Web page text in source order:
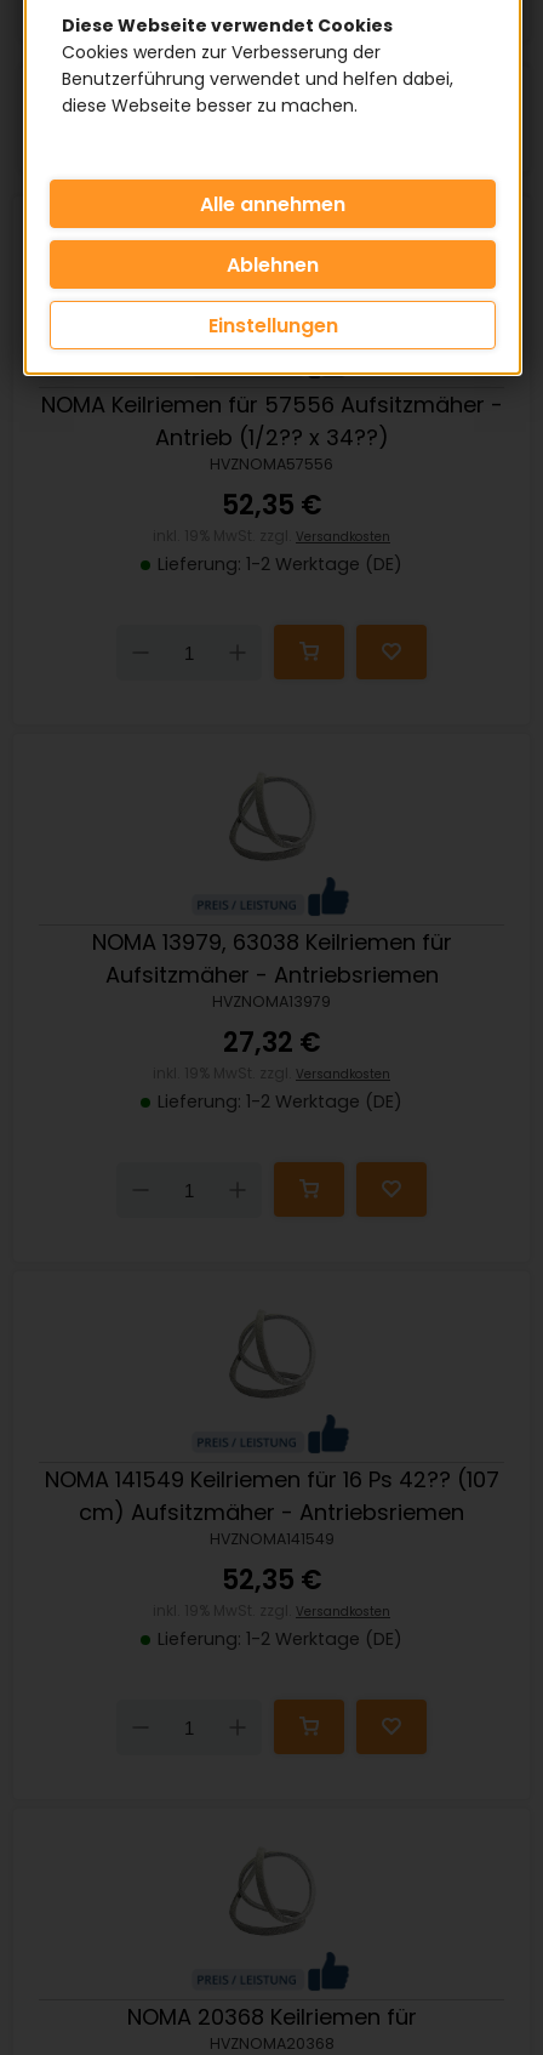
Artikel pro Seite:
NOMA Keilriemen für 57556 Aufsitzmäher -
Antrieb (1/2?? x 34??)
HVZNOMA57556
52,35 €
Versandkosten
Lieferung: 1-2 Werktage (DE)
Down
NOMA 13979, 63038 Keilriemen für
Aufsitzmäher - Antriebsriemen
HVZNOMA13979
27,32 €
Versandkosten
Lieferung: 1-2 Werktage (DE)
Down
NOMA 141549 Keilriemen für 16 Ps 42?? (107
cm) Aufsitzmäher - Antriebsriemen
HVZNOMA141549
52,35 €
Versandkosten
Lieferung: 1-2 Werktage (DE)
Down
NOMA 20368 Keilriemen für
HVZNOMA20368
Diese Webseite verwendet Cookies
Cookies werden zur Verbesserung der
Benutzerführung verwendet und helfen dabei,
diese Webseite besser zu machen.
Einstellungen